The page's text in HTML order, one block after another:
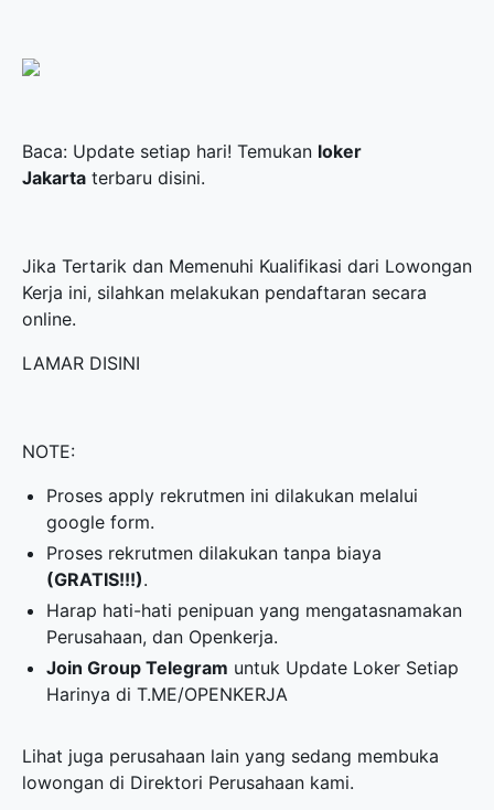
Baca: Update setiap hari! Temukan loker
Jakarta terbaru disini.
Jika Tertarik dan Memenuhi Kualifikasi dari Lowongan
Kerja ini, silahkan melakukan pendaftaran secara
online.
LAMAR DISINI
NOTE:
Proses apply rekrutmen ini dilakukan melalui
google form.
Proses rekrutmen dilakukan tanpa biaya
(GRATIS!!!).
Harap hati-hati penipuan yang mengatasnamakan
Perusahaan, dan Openkerja.
Join Group Telegram untuk Update Loker Setiap
Harinya diT.ME/OPENKERJA
Lihat juga perusahaan lain yang sedang membuka
lowongan di Direktori Perusahaan kami.